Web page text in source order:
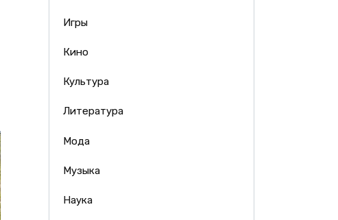
Игры
Кино
Культура
Литература
Мода
Музыка
Наука